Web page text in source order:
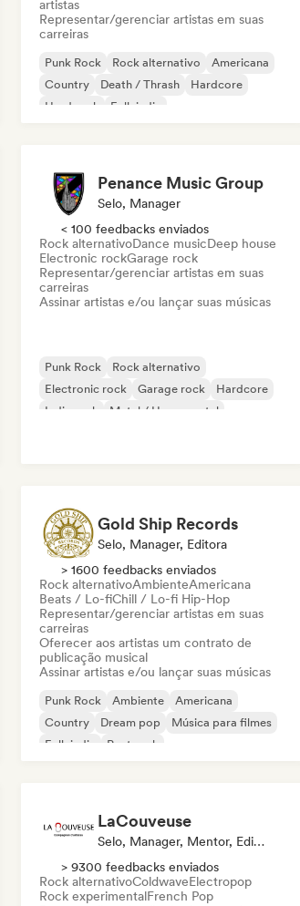
artistas
Representar/gerenciar artistas em suas
carreiras
Punk Rock Rock alternativo
Americana
Country
Death / Thrash
Hardcore
Hard rock
Folk indie
Penance Music Group
Selo, Manager
< 100 feedbacks enviados
Rock alternativoDance musicDeep house
Electronic rockGarage rock
Representar/gerenciar artistas em suas
carreiras
Assinar artistas e/ou lançar suas músicas
Punk Rock
Rock alternativo
Electronic rock
Garage rock
Hardcore
Indie rock
Metal / Heavy metal
Gold Ship Records
Selo, Manager, Editora
> 1600 feedbacks enviados
Rock alternativoAmbienteAmericana
Beats / Lo-fiChill / Lo-fi Hip-Hop
Representar/gerenciar artistas em suas
carreiras
Oferecer aos artistas um contrato de
publicação musical
Assinar artistas e/ou lançar suas músicas
Punk Rock Ambiente
Americana
Country
Dream pop
Música para filmes
Folk indie
Post rock
LaCouveuse
Selo, Manager, Mentor, Editora
> 9300 feedbacks enviados
Rock alternativoColdwaveElectropop
Rock experimentalFrench Pop